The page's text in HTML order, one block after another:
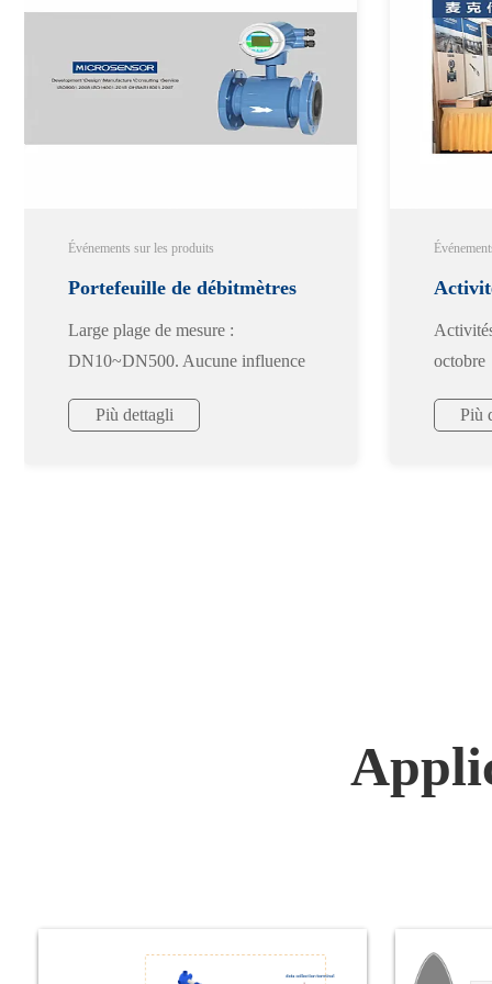
Événements sur les produits
Portefeuille de débitmètres
Large plage de mesure :
DN10~DN500. Aucune influence
température, de pression et de
Più dettagli
octobre
Più